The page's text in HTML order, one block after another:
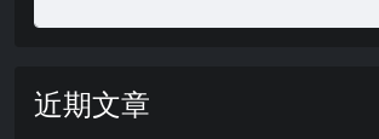
近期文章